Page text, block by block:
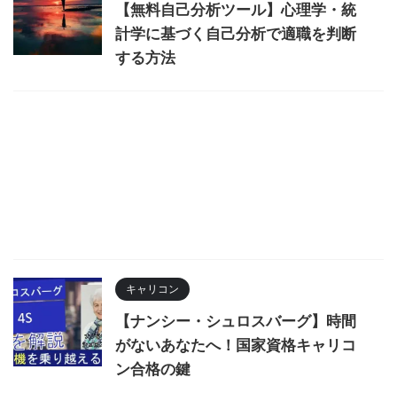
【無料自己分析ツール】心理学・統
計学に基づく自己分析で適職を判断
する方法
キャリコン
【ナンシー・シュロスバーグ】時間
がないあなたへ！国家資格キャリコ
ン合格の鍵